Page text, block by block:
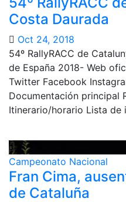
Costa Daurada
Oct 24, 2018
54º RallyRACC de
de España 2018- Web
Twitter Facebook
Documentación principal
Itinerario/horario Lista de
Campeonato Nacional
Fran Cima,
de Cataluña